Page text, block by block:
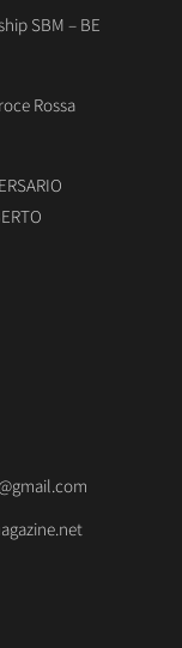
SBM – BE
Rossa